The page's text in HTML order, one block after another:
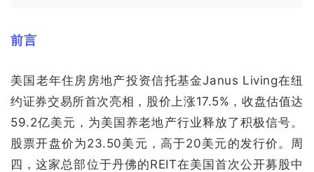
前言
美国老年住房房地产投资信托基金Janus Living在纽
约证券交易所首次亮相，股价上涨17.5%，收盘估值达
59.2亿美元，为美国养老地产行业释放了积极信号。
股票开盘价为23.50美元，高于20美元的发行价。周
四，这家总部位于丹佛的REIT在美国首次公开募股中